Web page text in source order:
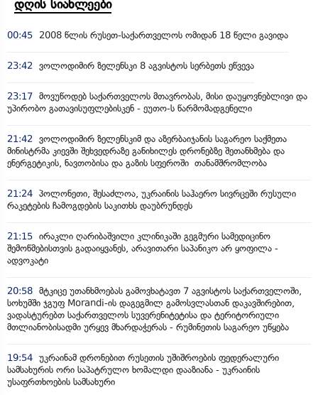
დღის სიახლეები
00:45 2008 წლის რუსეთ-საქართველოს ომიდან 18 წელი გავიდა
23:42 ვოლოდიმირ ზელენსკი 8 აგვისტოს სერბეთს ეწვევა
23:17 მოვუწოდებ საქართველოს მთავრობას, მისი დაუყოვნებლივი და
უპირობო გათავისუფლებისკენ - ეუთო-ს წარმომადგენელი
21:42 ვოლოდიმირ ზელენსკიმ და აზერბაიჯანის საგარეო საქმეთა
მინისტრმა კიევში შეხვედრაზე განიხილეს დრონებზე შეთანხმება და
ენერგეტიკის, ნავთობისა და გაზის სფეროში თანამშრომლობა
21:24 პოლონეთი, შესაძლოა, უკრაინის საჰაერო სივრცეში რუსული
რაკეტების ჩამოგდების საკითხს დაუბრუნდეს
21:15 ირაკლი ღარიბაშვილი კლინიკაში გეგმური სამედიცინო
შემოწმებისთვის გადაიყვანეს, არავითარი საპანიკო არ ყოფილა -
ადვოკატი
20:58 მტკიცე უთანხმოებას გამოვხატავთ 7 აგვისტოს საქართველოში,
სოხუმში ჯგუფ Morandi-ის დაგეგმილ გამოსვლასთან დაკავშირებით,
ვადასტურებთ საქართველოს სუვერენიტეტისა და ტერიტორიული
მთლიანობისადმი ურყევ მხარდაჭერას - რუმინეთის საგარეო უწყება
19:54 უკრაინამ დრონებით რუსეთის უშიშროების ფედერალური
სამსახურის ორი საპატრულო ხომალდი დააზიანა - უკრაინის
უსაფრთხოების სამსახური